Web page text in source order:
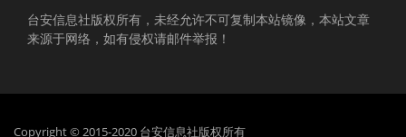
台安信息社版权所有，未经允许不可复制本站镜像，本站文章
来源于网络，如有侵权请邮件举报！
Copyright © 2015-2020 台安信息社版权所有